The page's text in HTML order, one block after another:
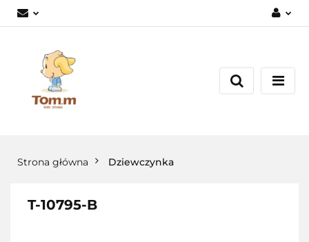
Załóż konto
Dodaj zgłoszenie
Strona główna Dziewczynka
T-10795-B